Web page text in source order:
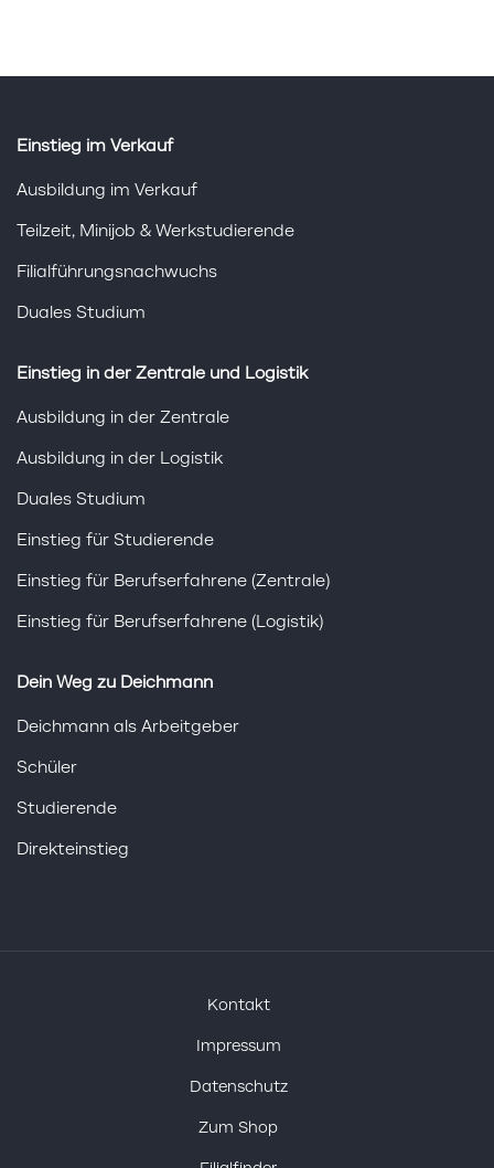
Einstieg im Verkauf
Ausbildung im Verkauf
Teilzeit, Minijob & Werkstudierende
Filialführungsnachwuchs
Duales Studium
Einstieg in der Zentrale und Logistik
Ausbildung in der Zentrale
Ausbildung in der Logistik
Duales Studium
Einstieg für Studierende
Einstieg für Berufserfahrene (Zentrale)
Einstieg für Berufserfahrene (Logistik)
Dein Weg zu Deichmann
Deichmann als Arbeitgeber
Schüler
Studierende
Direkteinstieg
Kontakt
Impressum
Datenschutz
Zum Shop